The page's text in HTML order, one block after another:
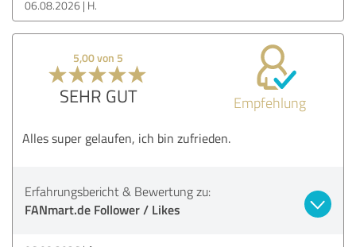
06.08.2026 H.
5,00 von 5
SEHR GUT Empfehlung
Alles super gelaufen, ich bin zufrieden.
Erfahrungsbericht & Bewertung zu:
FANmart.de Follower / Likes